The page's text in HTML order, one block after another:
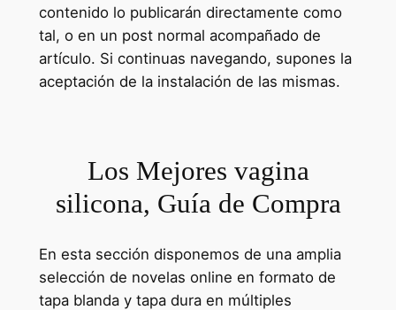
contenido lo publicarán directamente como
tal, o en un post normal acompañado de
artículo. Si continuas navegando, supones la
aceptación de la instalación de las mismas.
Los Mejores vagina
silicona, Guía de Compra
En esta sección disponemos de una amplia
selección de novelas online en formato de
tapa blanda y tapa dura en múltiples